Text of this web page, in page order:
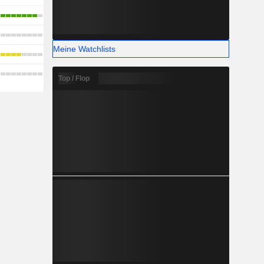
Meine Watchlists
Top / Flop